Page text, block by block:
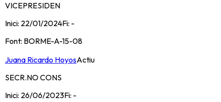
VICEPRESIDEN
Inici: 22/01/2024Fi: -
Font: BORME-A-15-08
Juana Ricardo HoyosActiu
SECR.NO CONS
Inici: 26/06/2023Fi: -